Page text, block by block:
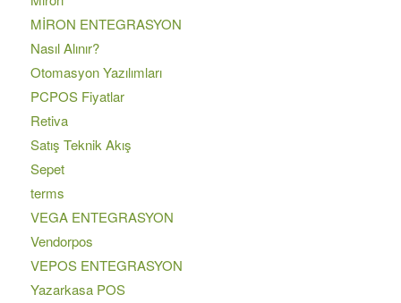
MİRON ENTEGRASYON
Nasıl Alınır?
Otomasyon Yazılımları
PCPOS Fiyatlar
Retiva
Satış Teknik Akış
Sepet
terms
VEGA ENTEGRASYON
Vendorpos
VEPOS ENTEGRASYON
Yazarkasa POS